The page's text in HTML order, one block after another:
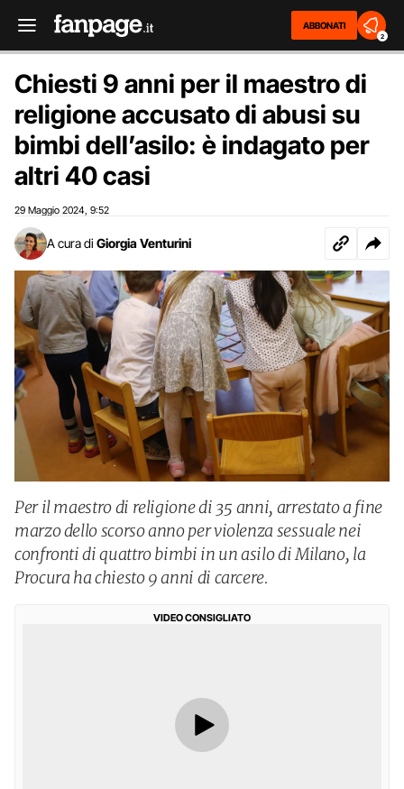
ABBONATI
2
Chiesti 9 anni per il maestro di
religione accusato di abusi su
bimbi dell’asilo: è indagato per
altri 40 casi
29 Maggio 2024 9:52
A cura di Giorgia Venturini
Per il maestro di religione di 35 anni, arrestato a fine
marzo dello scorso anno per violenza sessuale nei
confronti di quattro bimbi in un asilo di Milano, la
Procura ha chiesto 9 anni di carcere.
VIDEO CONSIGLIATO